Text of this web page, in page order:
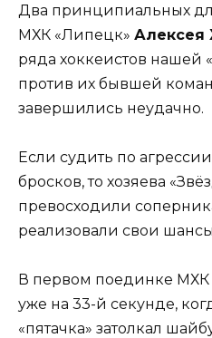
Два принципиальных
МХК «Липецк» Алексея
ряда хоккеистов нашей
против их бывшей
завершились неудачно.
Если судить по
бросков, то хозяева
превосходили
реализовали свои
В первом поединке МХК
уже на 33-й секунде,
«пятачка» затолкал